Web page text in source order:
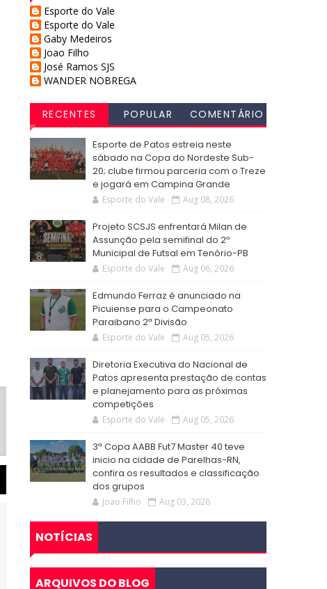
Esporte do Vale
Esporte do Vale
Gaby Medeiros
Joao Filho
José Ramos SJS
WANDER NOBREGA
RECENTES POPULAR
COMENTÁRIO
Esporte de Patos estreia neste
sábado na Copa do Nordeste Sub-
20; clube firmou parceria com o Treze
e jogará em Campina Grande
Esporte do Vale Aug 08, 2026
Projeto SCSJS enfrentará Milan de
Assunção pela semifinal do 2º
Municipal de Futsal em Tenório-PB
Esporte do Vale Aug 06, 2026
Edmundo Ferraz é anunciado na
Picuiense para o Campeonato
Paraibano 2ª Divisão
Esporte do Vale Aug 05, 2026
Diretoria Executiva do Nacional de
Patos apresenta prestação de contas
e planejamento para as próximas
competições
Esporte do Vale Aug 05, 2026
3ª Copa AABB Fut7 Master 40 teve
inicio na cidade de Parelhas-RN,
confira os resultados e classificação
dos grupos
Joao Filho Aug 03, 2026
NOTÍCIAS
ARQUIVOS DO BLOG